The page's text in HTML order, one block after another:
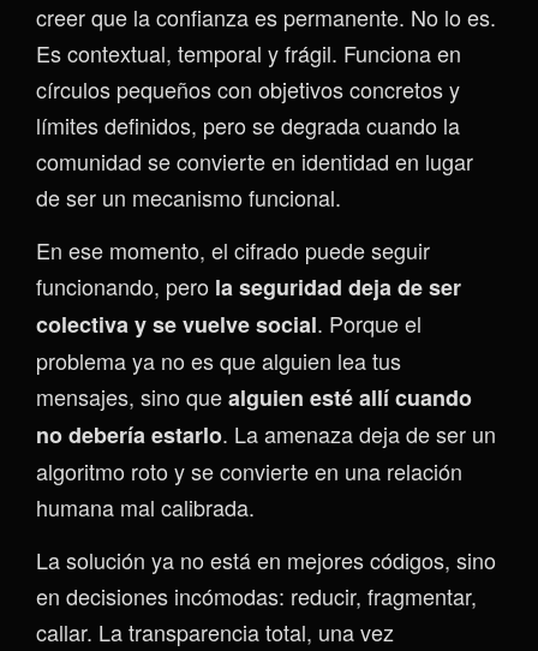
creer que la confianza es permanente. No lo es.
Es contextual, temporal y frágil. Funciona en
círculos pequeños con objetivos concretos y
límites definidos, pero se degrada cuando la
comunidad se convierte en identidad en lugar
de ser un mecanismo funcional.
En ese momento, el cifrado puede seguir
funcionando, pero la seguridad deja de ser
colectiva y se vuelve social. Porque el
problema ya no es que alguien lea tus
mensajes, sino quealguien esté allí cuando
no debería estarlo. La amenaza deja de ser un
algoritmo roto y se convierte en una relación
humana mal calibrada.
La solución ya no está en mejores códigos, sino
en decisiones incómodas: reducir, fragmentar,
callar. La transparencia total, una vez